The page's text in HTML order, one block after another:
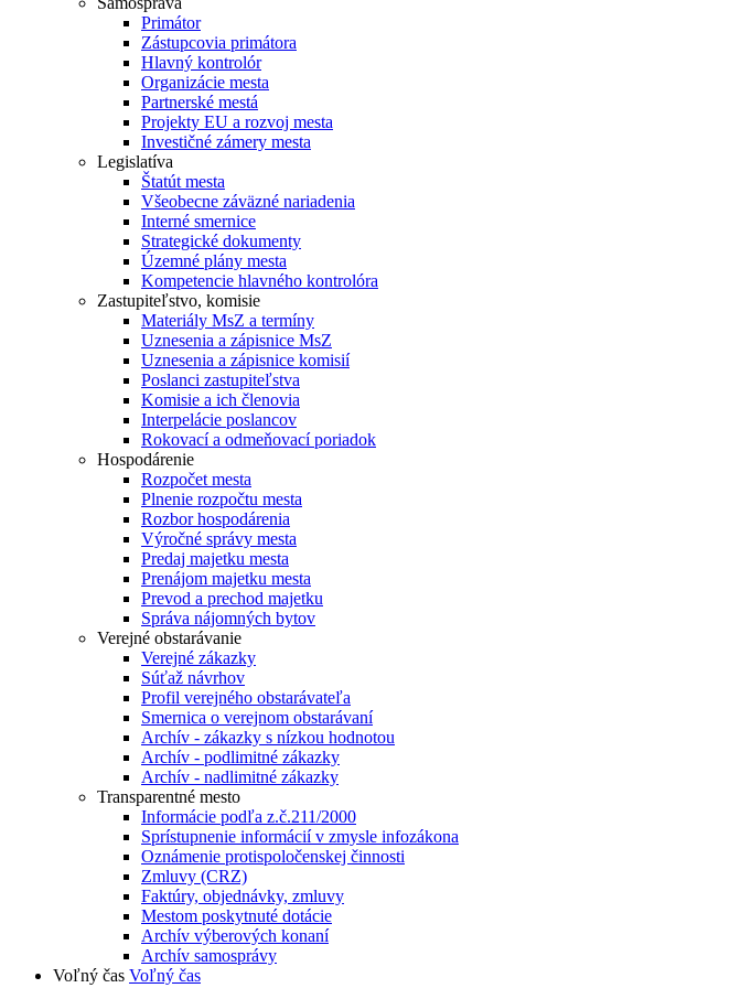
Primátor
Zástupcovia primátora
Hlavný kontrolór
Organizácie mesta
Partnerské mestá
Projekty EU a rozvoj mesta
Investičné zámery mesta
Legislatíva
Štatút mesta
Všeobecne záväzné nariadenia
Interné smernice
Strategické dokumenty
Územné plány mesta
Kompetencie hlavného kontrolóra
Zastupiteľstvo, komisie
Materiály MsZ a termíny
Uznesenia a zápisnice MsZ
Uznesenia a zápisnice komisií
Poslanci zastupiteľstva
Komisie a ich členovia
Interpelácie poslancov
Rokovací a odmeňovací poriadok
Hospodárenie
Rozpočet mesta
Plnenie rozpočtu mesta
Rozbor hospodárenia
Výročné správy mesta
Predaj majetku mesta
Prenájom majetku mesta
Prevod a prechod majetku
Správa nájomných bytov
Verejné obstarávanie
Verejné zákazky
Súťaž návrhov
Profil verejného obstarávateľa
Smernica o verejnom obstarávaní
Archív - zákazky s nízkou hodnotou
Archív - podlimitné zákazky
Archív - nadlimitné zákazky
Transparentné mesto
Informácie podľa z.č.211/2000
Sprístupnenie informácií v zmysle infozákona
Oznámenie protispoločenskej činnosti
Zmluvy (CRZ)
Faktúry, objednávky, zmluvy
Mestom poskytnuté dotácie
Archív výberových konaní
Archív samosprávy
Voľný čas Voľný čas